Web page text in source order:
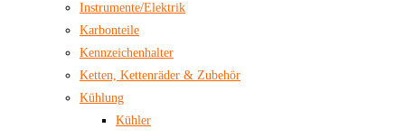
Instrumente/Elektrik
Karbonteile
Kennzeichenhalter
Ketten, Kettenräder & Zubehör
Kühlung
Kühler